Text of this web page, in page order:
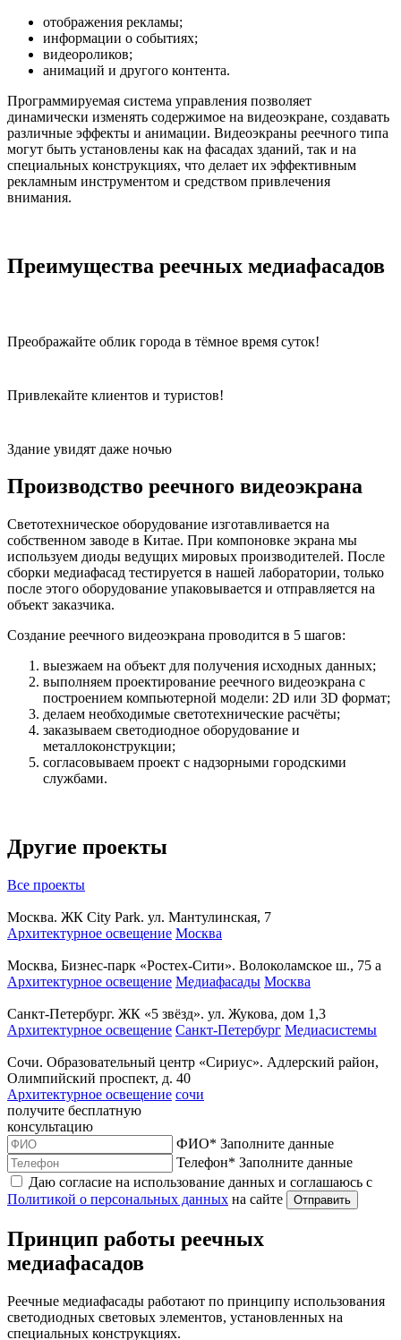
отображения рекламы;
информации о событиях;
видеороликов;
анимаций и другого контента.
Программируемая система управления позволяет
динамически изменять содержимое на видеоэкране, создавать
различные эффекты и анимации. Видеоэкраны реечного типа
могут быть установлены как на фасадах зданий, так и на
специальных конструкциях, что делает их эффективным
рекламным инструментом и средством привлечения
внимания.
Преимущества реечных медиафасадов
Преображайте облик города в тёмное время суток!
Привлекайте клиентов и туристов!
Здание увидят даже ночью
Производство реечного видеоэкрана
Светотехническое оборудование изготавливается на
собственном заводе в Китае. При компоновке экрана мы
используем диоды ведущих мировых производителей. После
сборки медиафасад тестируется в нашей лаборатории, только
после этого оборудование упаковывается и отправляется на
объект заказчика.
Создание реечного видеоэкрана проводится в 5 шагов:
выезжаем на объект для получения исходных данных;
выполняем проектирование реечного видеоэкрана с
построением компьютерной модели: 2D или 3D формат;
делаем необходимые светотехнические расчёты;
заказываем светодиодное оборудование и
металлоконструкции;
согласовываем проект с надзорными городскими
службами.
Другие проекты
Все проекты
Москва. ЖК City Park. ул. Мантулинская, 7
Архитектурное освещение Москва
Москва, Бизнес-парк «Ростех-Сити». Волоколамское ш., 75 а
Архитектурное освещение Медиафасады Москва
Санкт-Петербург. ЖК «5 звёзд». ул. Жукова, дом 1,3
Архитектурное освещение Санкт-Петербург Медиасистемы
Сочи. Образовательный центр «Сириус». Адлерский район,
Олимпийский проспект, д. 40
Архитектурное освещение сочи
получите бесплатную
консультацию
ФИО* Заполните данные
Телефон* Заполните данные
Даю согласие на использование данных и соглашаюсь с
Политикой о персональных данных на сайте Отправить
Принцип работы реечных
медиафасадов
Реечные медиафасады работают по принципу использования
светодиодных световых элементов, установленных на
специальных конструкциях.